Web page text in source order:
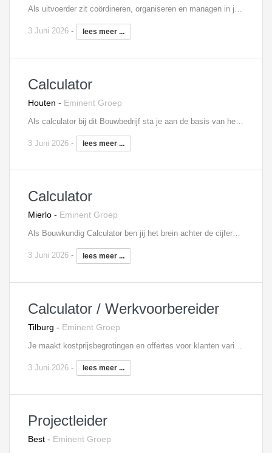
Als uitvoerder zit coördineren, organiseren en managen in jouw bloed, In deze rol krijg jij de verantwoordelijkheid voor renovatie- en onderhoudsprojecten. Je komt te werken in een hecht team, waar je samen met je team projecten realiseert, waarbij je betrokken bent bij de voorbereiding van nieuwe projecten. Dit houdt in dat jij al een belangrijk onderdeel bent- en betrokken bij de voorbereidingsfase. Samen met de woonconsulent zorg jij voor tevreden bewoners en met de opdrachtgever(voornamelijk woningcorporaties) . Wat nog meer tot jouw takenpakket behoort? -Het maken van realistische planningen; -Leiding geven op de bouwplaats en zorg dragen voor een goede uitvoering; -Met je empathisch vermogen houd jij altijd oog voor de bewoners en probeert de overlast zoveel mogelijk te beperken. Interesse? Neem contact op met Anneloes Rabel, 06 - 18 73 33 45,
3 Juni 2026 - lees meer ...
Calculator
Houten - Eminent Groep
3 Juni 2026 - lees meer ...
Calculator
Mierlo - Eminent Groep
Als Bouwkundig Calculator ben jij het brein achter de cijfers. Jij weet precies welke en hoeveel materialen nodig zijn om de klus te klaren. Je denkt mee met de organisatie en bent je bewust wat en hoeveel alles kost. Ook het verzorgen van technische ontwerpen met de daarbij behorende berekeningen behoren tot jouw takenpakket. In deze organisatie denk je mee en ben je niet alleen de Calculator. Met jouw kennis en ervaring geef je ook advies aan je collega's. Samen werken jullie aan succes. Samen groeien in een financieel gezonde organisatie. Interesse? Neem contact op met Filip Martens, 06 - 18 25 71 31,
3 Juni 2026 - lees meer ...
Calculator / Werkvoorbereider
Tilburg - Eminent Groep
3 Juni 2026 - lees meer ...
Projectleider
Best - Eminent Groep